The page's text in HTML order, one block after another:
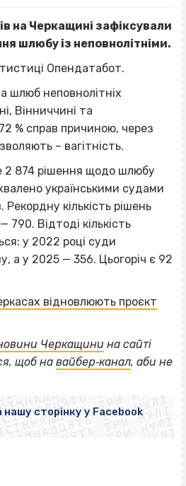
на Черкащині зафіксували
шлюбу із неповнолітніми.
Опендатабот.
шлюб неповнолітніх
Вінниччині та
% справ причиною, через
– вагітність.
874 рішення щодо шлюбу
українськими судами
Рекордну кількість рішень
790. Відтоді кількість
у 2022 році суди
а у 2025 — 356. Цьогоріч є 92
відновлюють проєкт
Черкащини на сайті
щоб на вайбер‐канал, аби не
ТРИ НУЛІ
ТРИ НУЛІ
ТРИ НУЛІ
ТРИ НУЛІ
ТРИ НУЛІ
ТРИ НУЛІ
ТРИ НУЛІ
ВІСІМНАДЦЯТЬ ТРИ НУЛІ
нашу сторінку у Facebook